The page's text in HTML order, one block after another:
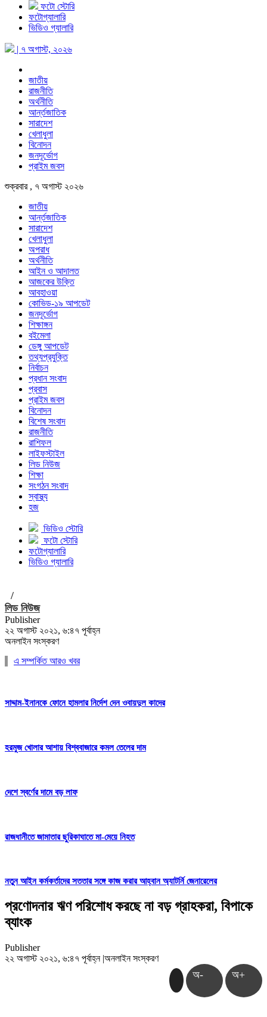
ফটো স্টোরি
ফটোগ্যালারি
ভিডিও গ্যালারি
| ৭ অগাস্ট, ২০২৬
জাতীয়
রাজনীতি
অর্থনীতি
আর্ন্তজাতিক
সারাদেশ
খেলাধুলা
বিনোদন
জনদূর্ভোগ
প্রাইম জবস
শুক্রবার , ৭ অগাস্ট ২০২৬
জাতীয়
আর্ন্তজাতিক
সারাদেশ
খেলাধুলা
অপরাধ
অর্থনীতি
আইন ও আদালত
আজকের উক্তি
আবহাওয়া
কোভিড-১৯ আপডেট
জনদূর্ভোগ
শিক্ষাঙ্গন
বইমেলা
ডেঙ্গু আপডেট
তথ্যপ্রযুক্তি
নির্বাচন
প্রধান সংবাদ
প্রবাস
প্রাইম জবস
বিনোদন
বিশেষ সংবাদ
রাজনীতি
রাশিফল
লাইফস্টাইল
লিড নিউজ
শিক্ষা
সংগঠন সংবাদ
স্বাস্থ্য
হজ
ভিডিও স্টোরি
ফটো স্টোরি
ফটোগ্যালারি
ভিডিও গ্যালারি
/
লিড নিউজ
Publisher
২২ অগাস্ট ২০২১, ৬:৪৭ পূর্বাহ্ন
অনলাইন সংস্করণ
এ সম্পর্কিত আরও খবর
সাদ্দাম-ইনানকে ফোনে হামলার নির্দেশ দেন ওবায়দুল কাদের
হরমুজ খোলার আশায় বিশ্ববাজারে কমল তেলের দাম
দেশে স্বর্ণের দামে বড় লাফ
রাজধানীতে জামাতার ছুরিকাঘাতে মা-মেয়ে নিহত
নতুন আইন কর্মকর্তাদের সততার সঙ্গে কাজ করার আহ্বান অ্যাটর্নি জেনারেলের
প্রণোদনার ঋণ পরিশোধ করছে না বড় গ্রাহকরা, বিপাকে
ব্যাংক
Publisher
২২ অগাস্ট ২০২১, ৬:৪৭ পূর্বাহ্ন |অনলাইন সংস্করণ
অ- অ+